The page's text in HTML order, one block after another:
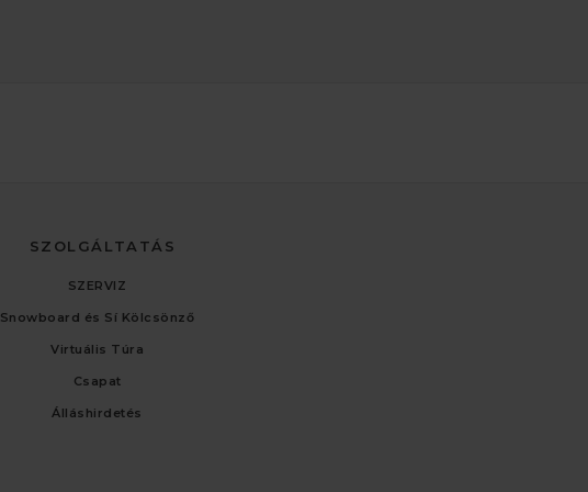
SZOLGÁLTATÁS
SZERVIZ
Snowboard és Sí Kölcsönző
Virtuális Túra
Csapat
Álláshirdetés